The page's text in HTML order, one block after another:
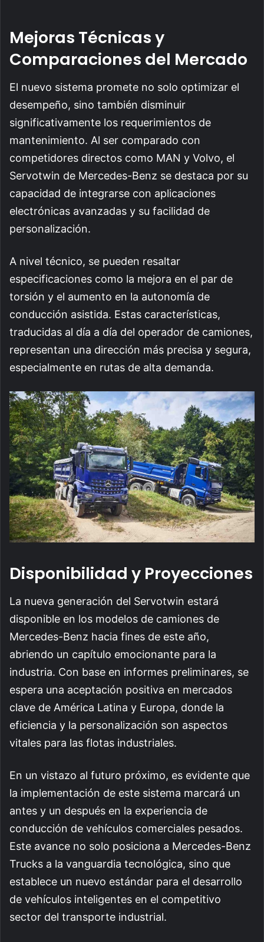
Mejoras Técnicas y
Comparaciones del Mercado
El nuevo sistema promete no solo optimizar el
desempeño, sino también disminuir
significativamente los requerimientos de
mantenimiento. Al ser comparado con
competidores directos como MAN y Volvo, el
Servotwin de Mercedes-Benz se destaca por su
capacidad de integrarse con aplicaciones
electrónicas avanzadas y su facilidad de
personalización.
A nivel técnico, se pueden resaltar
especificaciones como la mejora en el par de
torsión y el aumento en la autonomía de
conducción asistida. Estas características,
traducidas al día a día del operador de camiones,
representan una dirección más precisa y segura,
especialmente en rutas de alta demanda.
Disponibilidad y Proyecciones
La nueva generación del Servotwin estará
disponible en los modelos de camiones de
Mercedes-Benz hacia fines de este año,
abriendo un capítulo emocionante para la
industria. Con base en informes preliminares, se
espera una aceptación positiva en mercados
clave de América Latina y Europa, donde la
eficiencia y la personalización son aspectos
vitales para las flotas industriales.
En un vistazo al futuro próximo, es evidente que
la implementación de este sistema marcará un
antes y un después en la experiencia de
conducción de vehículos comerciales pesados.
Este avance no solo posiciona a Mercedes-Benz
Trucks a la vanguardia tecnológica, sino que
establece un nuevo estándar para el desarrollo
de vehículos inteligentes en el competitivo
sector del transporte industrial.